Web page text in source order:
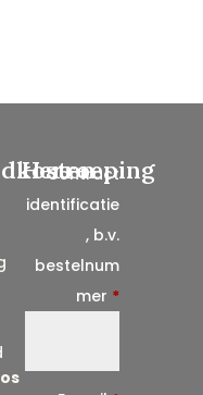
Herroeping
Contract
identificatie
, b.v.
bestelnum
mer *